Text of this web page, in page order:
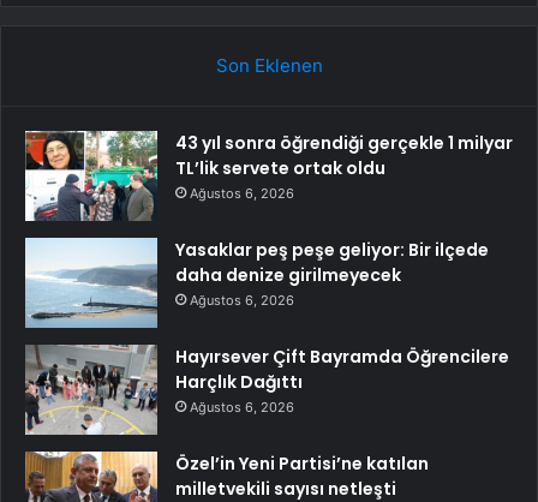
Son Eklenen
43 yıl sonra öğrendiği gerçekle 1 milyar
TL’lik servete ortak oldu
Ağustos 6, 2026
Yasaklar peş peşe geliyor: Bir ilçede
daha denize girilmeyecek
Ağustos 6, 2026
Hayırsever Çift Bayramda Öğrencilere
Harçlık Dağıttı
Ağustos 6, 2026
Özel’in Yeni Partisi’ne katılan
milletvekili sayısı netleşti